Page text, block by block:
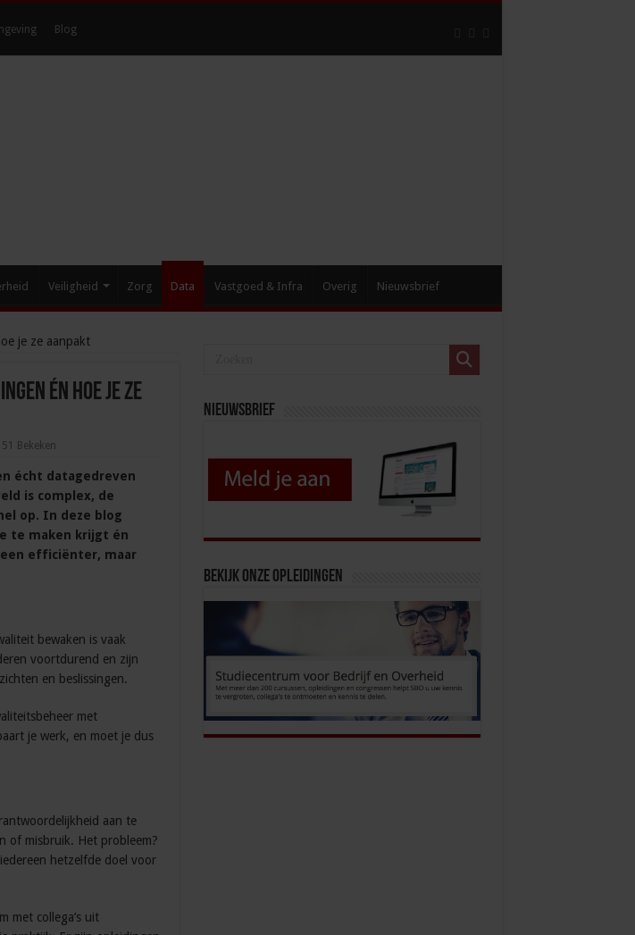
Blog
Veiligheid Zorg Data Vastgoed & Infra Overig Nieuwsbrief
je ze aanpakt
én hoe je ze
151 Bekeken
écht datagedreven
is complex, de
op. In deze blog
te maken krijgt én
efficiënter, maar
bewaken is vaak
voortdurend en zijn
en beslissingen.
met
je werk, en moet je dus
aan te
of misbruik. Het probleem?
hetzelfde doel voor
met collega’s uit
Nieuwsbrief
Bekijk onze opleidingen